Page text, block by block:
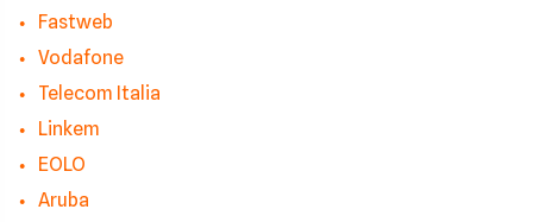
Fastweb
Vodafone
Telecom Italia
Linkem
EOLO
Aruba